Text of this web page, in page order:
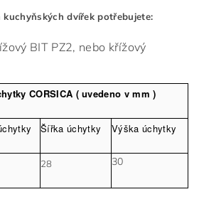
dvířek potřebujete:
BIT PZ2, nebo křížový
CORSICA ( uvedeno v mm )
Šířka úchytky Výška úchytky
28 30